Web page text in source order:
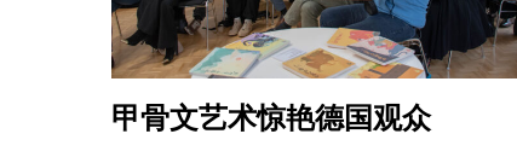
甲骨文艺术惊艳德国观众